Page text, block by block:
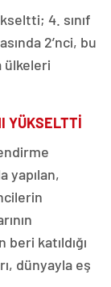
4. sınıf
2’nci, bu
ülkeleri
YÜKSELTTİ
yapılan,
katıldığı
dünyayla eş